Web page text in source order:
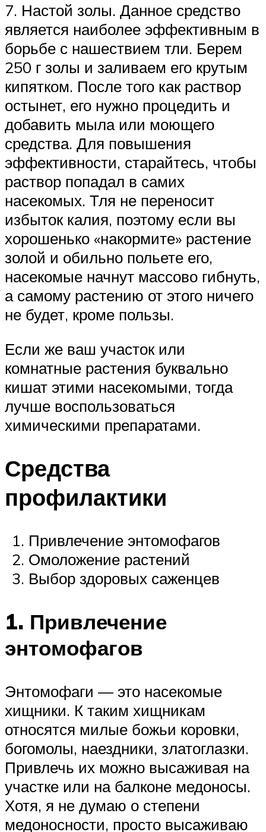
7. Настой золы. Данное средство
является наиболее эффективным в
борьбе с нашествием тли. Берем
250 г золы и заливаем его крутым
кипятком. После того как раствор
остынет, его нужно процедить и
добавить мыла или моющего
средства. Для повышения
эффективности, старайтесь, чтобы
раствор попадал в самих
насекомых. Тля не переносит
избыток калия, поэтому если вы
хорошенько «накормите» растение
золой и обильно польете его,
насекомые начнут массово гибнуть,
а самому растению от этого ничего
не будет, кроме пользы.
Если же ваш участок или
комнатные растения буквально
кишат этими насекомыми, тогда
лучше воспользоваться
химическими препаратами.
Средства
профилактики
Привлечение энтомофагов
Омоложение растений
Выбор здоровых саженцев
1. Привлечение
энтомофагов
Энтомофаги — это насекомые
хищники. К таким хищникам
относятся милые божьи коровки,
богомолы, наездники, златоглазки.
Привлечь их можно высаживая на
участке или на балконе медоносы.
Хотя, я не думаю о степени
медоносности, просто высаживаю